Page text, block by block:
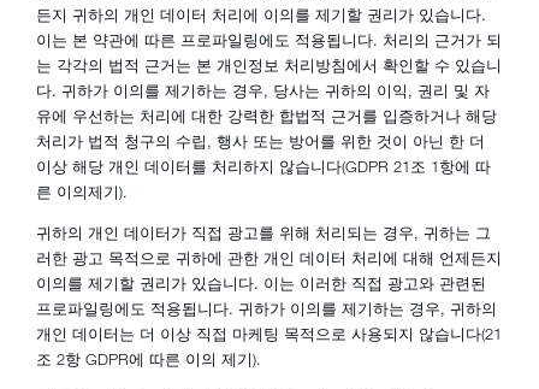
든지 귀하의 개인 데이터 처리에 이의를 제기할 권리가 있습니다.
이는 본 약관에 따른 프로파일링에도 적용됩니다. 처리의 근거가 되
는 각각의 법적 근거는 본 개인정보 처리방침에서 확인할 수 있습니
다. 귀하가 이의를 제기하는 경우, 당사는 귀하의 이익, 권리 및 자
유에 우선하는 처리에 대한 강력한 합법적 근거를 입증하거나 해당
처리가 법적 청구의 수립, 행사 또는 방어를 위한 것이 아닌 한 더
이상 해당 개인 데이터를 처리하지 않습니다(GDPR 21조 1항에 따
른 이의제기).
귀하의 개인 데이터가 직접 광고를 위해 처리되는 경우, 귀하는 그
러한 광고 목적으로 귀하에 관한 개인 데이터 처리에 대해 언제든지
이의를 제기할 권리가 있습니다. 이는 이러한 직접 광고와 관련된
프로파일링에도 적용됩니다. 귀하가 이의를 제기하는 경우, 귀하의
개인 데이터는 더 이상 직접 마케팅 목적으로 사용되지 않습니다(21
조 2항 GDPR에 따른 이의 제기).